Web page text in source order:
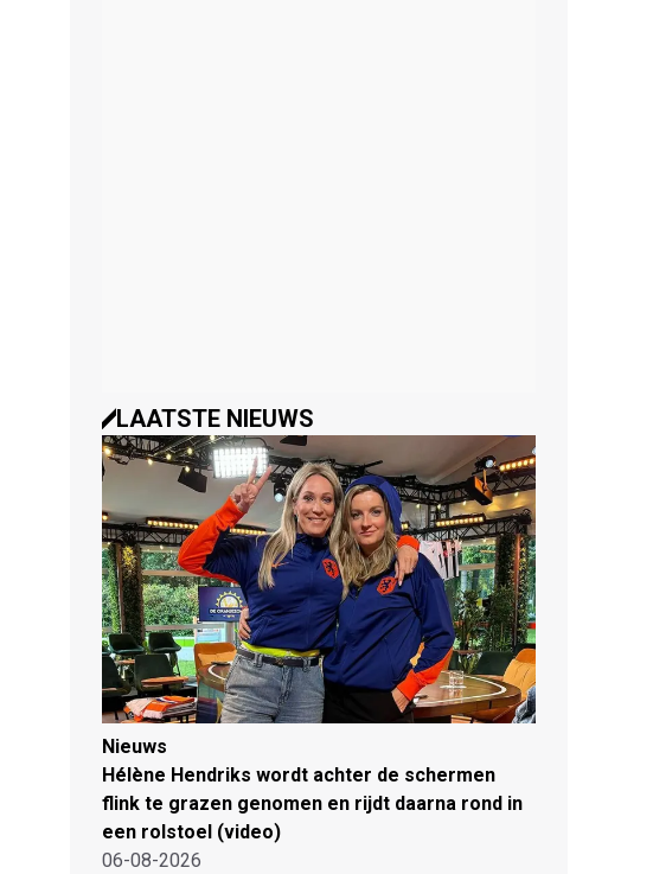
LAATSTE NIEUWS
Nieuws
Hélène Hendriks wordt achter de schermen
flink te grazen genomen en rijdt daarna rond in
een rolstoel (video)
06-08-2026